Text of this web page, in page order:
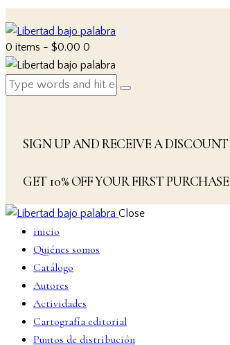
0 items - $0.00 0
SIGN UP AND RECEIVE A DISCOUNT
GET 10% OFF YOUR FIRST PURCHASE
Close
inicio
Quiénes somos
Catálogo
Autores
Actividades
Cartografía editorial
Puntos de distribución